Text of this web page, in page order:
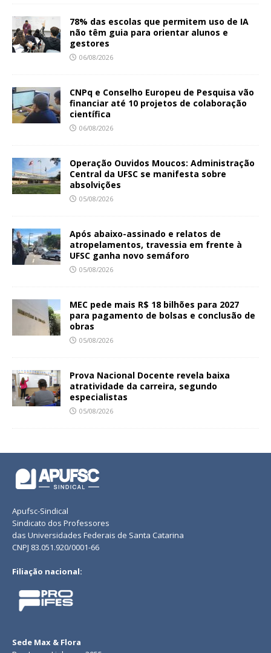
78% das escolas que permitem uso de IA
não têm guia para orientar alunos e
gestores
06/08/2026
CNPq e Conselho Europeu de Pesquisa vão
financiar até 10 projetos de colaboração
científica
06/08/2026
Operação Ouvidos Moucos: Administração
Central da UFSC se manifesta sobre
absolvições
05/08/2026
Após abaixo-assinado e relatos de
atropelamentos, travessia em frente à
UFSC ganha novo semáforo
05/08/2026
MEC pede mais R$ 18 bilhões para 2027
para pagamento de bolsas e conclusão de
obras
05/08/2026
Prova Nacional Docente revela baixa
atratividade da carreira, segundo
especialistas
05/08/2026
Apufsc-Sindical
Sindicato dos Professores
das Universidades Federais de Santa Catarina
CNPJ 83.051.920/0001-66
Filiação nacional:
Sede Max & Flora